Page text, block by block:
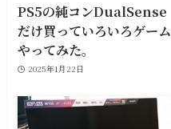
PS5の純コンDualSense
だけ買っていろいろゲーム
やってみた。
2025年1月22日